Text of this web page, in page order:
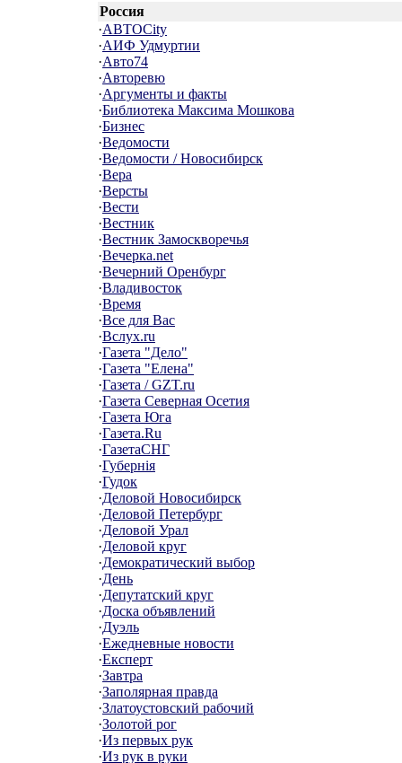
Россия
·АВТОCity
·АИФ Удмуртии
·Авто74
·Авторевю
·Аргументы и факты
·Библиотека Максима Мошкова
·Бизнес
·Ведомости
·Ведомости / Новосибирск
·Вера
·Версты
·Вести
·Вестник
·Вестник Замоскворечья
·Вечерка.net
·Вечерний Оренбург
·Владивосток
·Время
·Все для Вас
·Вслух.ru
·Газета "Дело"
·Газета "Елена"
·Газета / GZT.ru
·Газета Северная Осетия
·Газета Юга
·Газета.Ru
·ГазетаСНГ
·Губернiя
·Гудок
·Деловой Новосибирск
·Деловой Петербург
·Деловой Урал
·Деловой круг
·Демократический выбор
·День
·Депутатский круг
·Доска объявлений
·Дуэль
·Ежедневные новости
·Експерт
·Завтра
·Заполярная правда
·Златоустовский рабочий
·Золотой рог
·Из первых рук
·Из рук в руки